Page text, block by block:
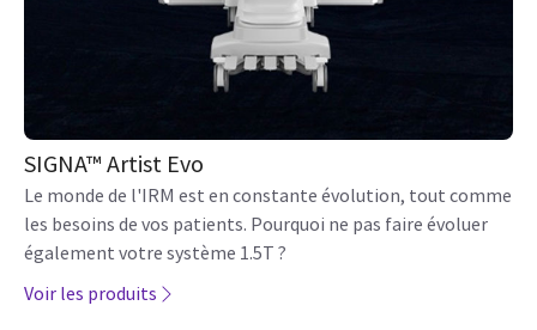
SIGNA™ Artist Evo
Le monde de l'IRM est en constante évolution, tout comme
les besoins de vos patients. Pourquoi ne pas faire évoluer
également votre système 1.5T ?
Voir les produits